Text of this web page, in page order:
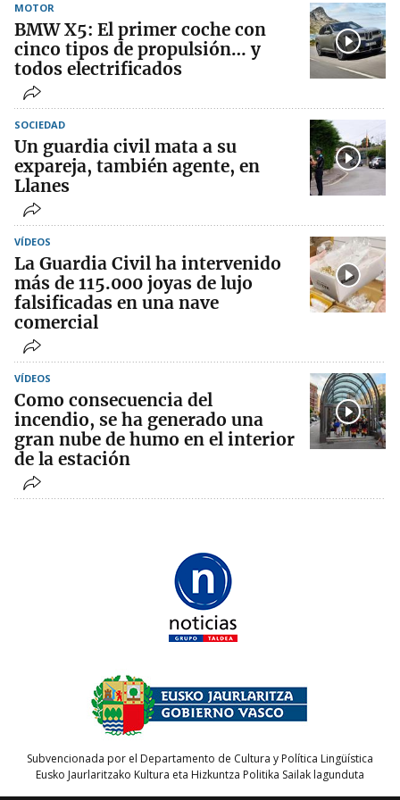
MOTOR
BMW X5: El primer coche con
cinco tipos de propulsión… y
todos electrificados
SOCIEDAD
Un guardia civil mata a su
expareja, también agente, en
Llanes
VÍDEOS
La Guardia Civil ha intervenido
más de 115.000 joyas de lujo
falsificadas en una nave
comercial
VÍDEOS
Como consecuencia del
incendio, se ha generado una
gran nube de humo en el interior
de la estación
Subvencionada por el Departamento de Cultura y Política Lingüística
Eusko Jaurlaritzako Kultura eta Hizkuntza Politika Sailak lagunduta